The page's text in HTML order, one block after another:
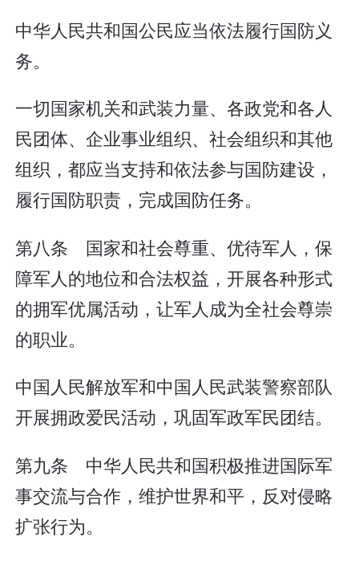
中华人民共和国公民应当依法履行国防义
务。
一切国家机关和武装力量、各政党和各人
民团体、企业事业组织、社会组织和其他
组织，都应当支持和依法参与国防建设，
履行国防职责，完成国防任务。
第八条 国家和社会尊重、优待军人，保
障军人的地位和合法权益，开展各种形式
的拥军优属活动，让军人成为全社会尊崇
的职业。
中国人民解放军和中国人民武装警察部队
开展拥政爱民活动，巩固军政军民团结。
第九条 中华人民共和国积极推进国际军
事交流与合作，维护世界和平，反对侵略
扩张行为。